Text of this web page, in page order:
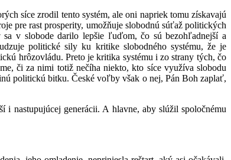
síce zrodil tento systém, ale oni napriek tomu získavajú
pre rast prosperity, umožňuje slobodnú súťaž politických
v slobode darilo lepšie ľuďom, čo sú bezohľadnejší a
politické sily ku kritike slobodného systému, že je
hrôzovládu. Preto je kritika systému i zo strany tých, čo
či za nimi totiž nečíha niekto, kto síce využíva slobodu
politickú bitku. České voľby však o nej, Pán Boh zaplať,
nastupujúcej generácii. A hlavne, aby slúžil spoločnému